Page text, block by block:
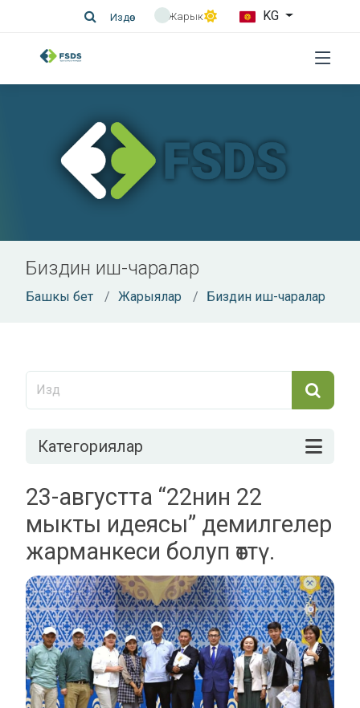
Издөө Жарык KG
Биздин иш-чаралар
Башкы бет Жарыялар Биздин иш-чаралар
Категориялар
23-августта “22нин 22
мыкты идеясы” демилгелер
жарманкеси болуп өттү.